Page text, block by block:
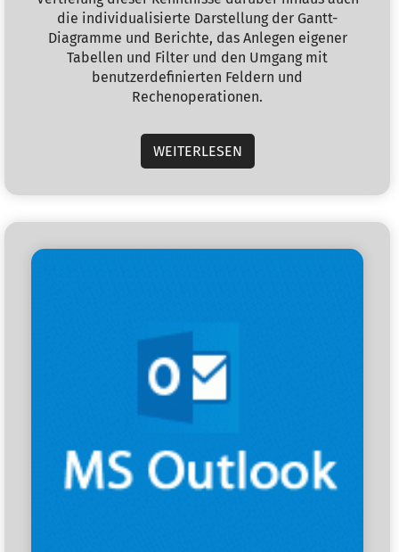
die individualisierte Darstellung der Gantt-
Diagramme und Berichte, das Anlegen eigener
Tabellen und Filter und den Umgang mit
benutzerdefinierten Feldern und
Rechenoperationen.
WEITERLESEN